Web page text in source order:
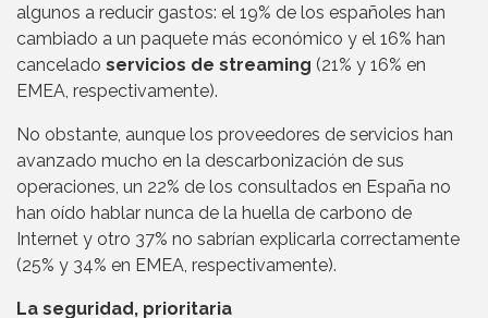
algunos a reducir gastos: el 19% de los españoles han
cambiado a un paquete más económico y el 16% han
cancelado servicios de streaming (21% y 16% en
EMEA, respectivamente).
No obstante, aunque los proveedores de servicios han
avanzado mucho en la descarbonización de sus
operaciones, un 22% de los consultados en España no
han oído hablar nunca de la huella de carbono de
Internet y otro 37% no sabrían explicarla correctamente
(25% y 34% en EMEA, respectivamente).
La seguridad, prioritaria